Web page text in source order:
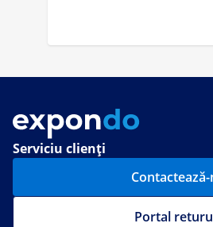
Serviciu clienți
Portal